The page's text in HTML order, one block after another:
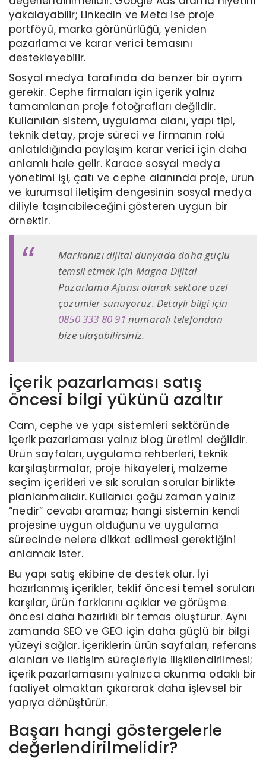
yakalayabilir; LinkedIn ve Meta ise proje
portföyü, marka görünürlüğü, yeniden
pazarlama ve karar verici temasını
destekleyebilir.
Sosyal medya tarafında da benzer bir ayrım
gerekir. Cephe firmaları için içerik yalnız
tamamlanan proje fotoğrafları değildir.
Kullanılan sistem, uygulama alanı, yapı tipi,
teknik detay, proje süreci ve firmanın rolü
anlatıldığında paylaşım karar verici için daha
anlamlı hale gelir. Karace sosyal medya
yönetimi işi, çatı ve cephe alanında proje, ürün
ve kurumsal iletişim dengesinin sosyal medya
diliyle taşınabileceğini gösteren uygun bir
örnektir.
Markanızı dijital dünyada daha güçlü
temsil etmek için Magna Dijital
Pazarlama Ajansı olarak sektöre özel
çözümler sunuyoruz. Detaylı bilgi için
0850 333 80 91 numaralı telefondan
bize ulaşabilirsiniz.
İçerik pazarlaması satış
öncesi bilgi yükünü azaltır
Cam, cephe ve yapı sistemleri sektöründe
içerik pazarlaması yalnız blog üretimi değildir.
Ürün sayfaları, uygulama rehberleri, teknik
karşılaştırmalar, proje hikayeleri, malzeme
seçim içerikleri ve sık sorulan sorular birlikte
planlanmalıdır. Kullanıcı çoğu zaman yalnız
“nedir” cevabı aramaz; hangi sistemin kendi
projesine uygun olduğunu ve uygulama
sürecinde nelere dikkat edilmesi gerektiğini
anlamak ister.
Bu yapı satış ekibine de destek olur. İyi
hazırlanmış içerikler, teklif öncesi temel soruları
karşılar, ürün farklarını açıklar ve görüşme
öncesi daha hazırlıklı bir temas oluşturur. Aynı
zamanda SEO ve GEO için daha güçlü bir bilgi
yüzeyi sağlar. İçeriklerin ürün sayfaları, referans
alanları ve iletişim süreçleriyle ilişkilendirilmesi;
içerik pazarlamasını yalnızca okunma odaklı bir
faaliyet olmaktan çıkararak daha işlevsel bir
yapıya dönüştürür.
Başarı hangi göstergelerle
değerlendirilmelidir?